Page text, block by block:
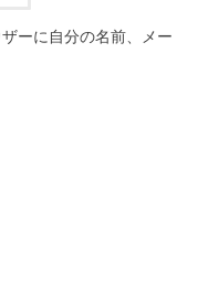
ーに自分の名前、メー